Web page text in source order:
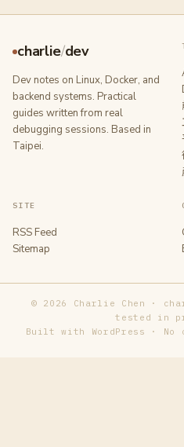
charlie/dev
Dev notes on Linux, Docker, and
backend systems. Practical
guides written from real
debugging sessions. Based in
Taipei.
SITE
RSS Feed
Sitemap
© 2026 Charlie Chen ·
tested in
Built with WordPress ·